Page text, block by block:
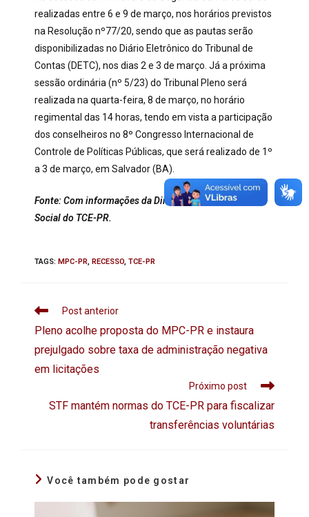
realizadas entre 6 e 9 de março, nos horários previstos
na Resolução nº77/20, sendo que as pautas serão
disponibilizadas no Diário Eletrônico do Tribunal de
Contas (DETC), nos dias 2 e 3 de março. Já a próxima
sessão ordinária (nº 5/23) do Tribunal Pleno será
realizada na quarta-feira, 8 de março, no horário
regimental das 14 horas, tendo em vista a participação
dos conselheiros no 8º Congresso Internacional de
Controle de Políticas Públicas, que será realizado de 1º
a 3 de março, em Salvador (BA).
Fonte: Com informações daDiretoria de Comunicação
Social do TCE-PR.
TAGS: MPC-PR, RECESSO, TCE-PR
Post anterior
Pleno acolhe proposta do MPC-PR e instaura
prejulgado sobre taxa de administração negativa
em licitações
Próximo post
STF mantém normas do TCE-PR para fiscalizar
transferências voluntárias
Você também pode gostar